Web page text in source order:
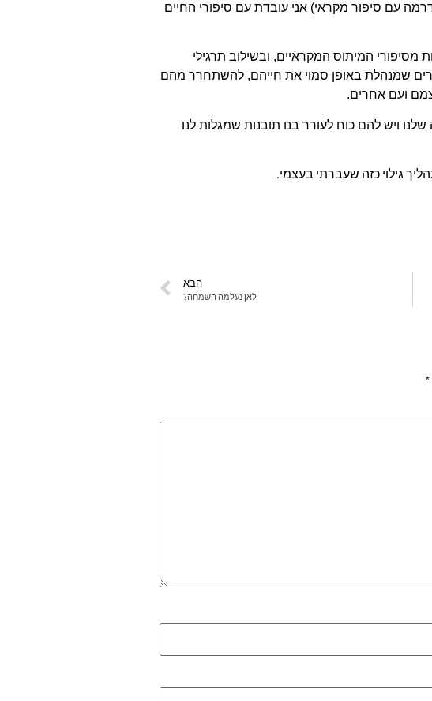
עם סיפור מקראי) אני עובדת עם סיפורי החיים
המיתוס המקראיים, ובשילוב תרגילי
שמנהלת באופן סמוי את חייהם, להשתחרר מהם
ועם אחרים.
ויש להם כוח לעורר בנו תובנות שמגלות לנו
גילוי כזה שעברתי בעצמי.
הבא
לאן נעלמה השמחה?
*